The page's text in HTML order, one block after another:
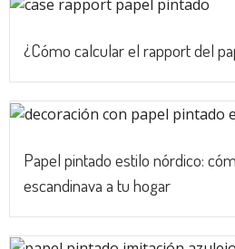
¿Cómo calcular el rapport del
Papel pintado estilo nórdico:
escandinava a tu hogar